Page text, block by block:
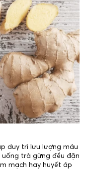
duy trì lưu lượng máu
uống trà gừng đều đặn
mạch hay huyết áp